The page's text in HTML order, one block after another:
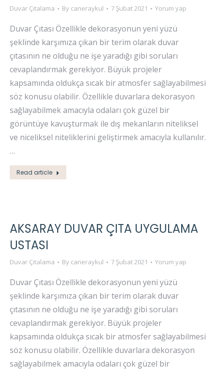
Duvar Çıtalama By caneraykul 7 Şubat 2021 Yorum yap
Duvar Çıtası Özellikle dekorasyonun yeni yüzü
şeklinde karşımıza çıkan bir terim olarak duvar
çıtasının ne olduğu ne işe yaradığı gibi soruları
cevaplandırmak gerekiyor. Büyük projeler
kapsamında oldukça sıcak bir atmosfer sağlayabilmesi
söz konusu olabilir. Özellikle duvarlara dekorasyon
sağlayabilmek amacıyla odaları çok güzel bir
görüntüye kavuşturmak ile dış mekanların niteliksel
ve niceliksel niteliklerini geliştirmek amacıyla kullanılır.
…
Read article
AKSARAY DUVAR ÇITA UYGULAMA
USTASI
Duvar Çıtalama By caneraykul 7 Şubat 2021 Yorum yap
Duvar Çıtası Özellikle dekorasyonun yeni yüzü
şeklinde karşımıza çıkan bir terim olarak duvar
çıtasının ne olduğu ne işe yaradığı gibi soruları
cevaplandırmak gerekiyor. Büyük projeler
kapsamında oldukça sıcak bir atmosfer sağlayabilmesi
söz konusu olabilir. Özellikle duvarlara dekorasyon
sağlayabilmek amacıyla odaları çok güzel bir